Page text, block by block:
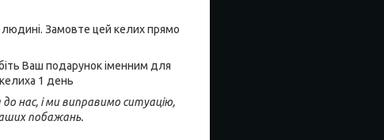
людині. Замовте цей келих прямо
Ваш подарунок іменним для
1 день
нас, і ми виправимо ситуацію,
побажань.